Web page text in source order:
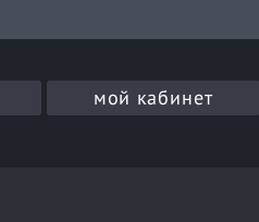
мой кабинет